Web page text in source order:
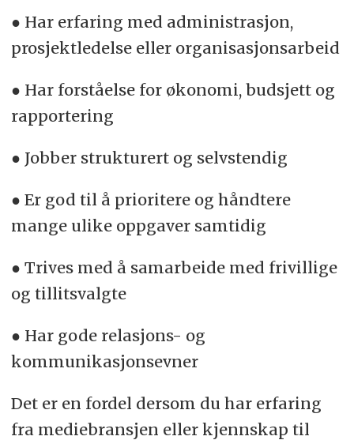
● Har erfaring med administrasjon,
prosjektledelse eller organisasjonsarbeid
● Har forståelse for økonomi, budsjett og
rapportering
● Jobber strukturert og selvstendig
● Er god til å prioritere og håndtere
mange ulike oppgaver samtidig
● Trives med å samarbeide med frivillige
og tillitsvalgte
● Har gode relasjons- og
kommunikasjonsevner
Det er en fordel dersom du har erfaring
fra mediebransjen eller kjennskap til